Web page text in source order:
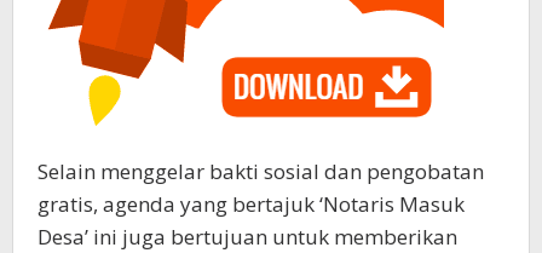
Selain menggelar bakti sosial dan pengobatan
gratis, agenda yang bertajuk ‘Notaris Masuk
Desa’ ini juga bertujuan untuk memberikan